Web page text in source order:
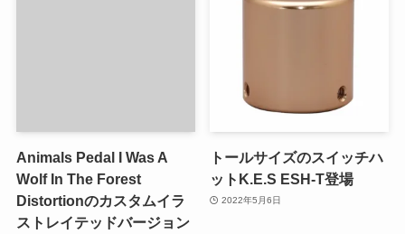
Animals Pedal I Was A
Wolf In The Forest
Distortionのカスタムイラ
ストレイテッドバージョン
トールサイズのスイッチハ
ットK.E.S ESH-T登場
2022年5月6日